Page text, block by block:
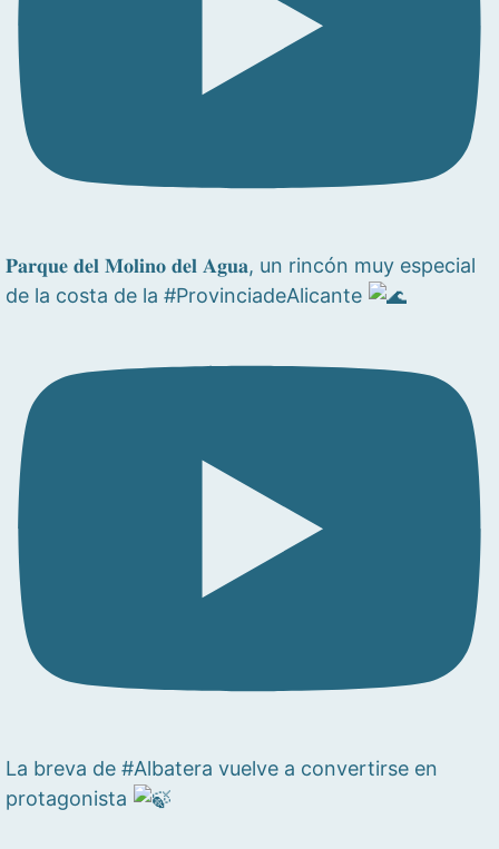
𝐏𝐚𝐫𝐪𝐮𝐞 𝐝𝐞𝐥 𝐌𝐨𝐥𝐢𝐧𝐨 𝐝𝐞𝐥 𝐀𝐠𝐮𝐚, un rincón muy especial
de la costa de la #ProvinciadeAlicante
La breva de #Albatera vuelve a convertirse en
protagonista